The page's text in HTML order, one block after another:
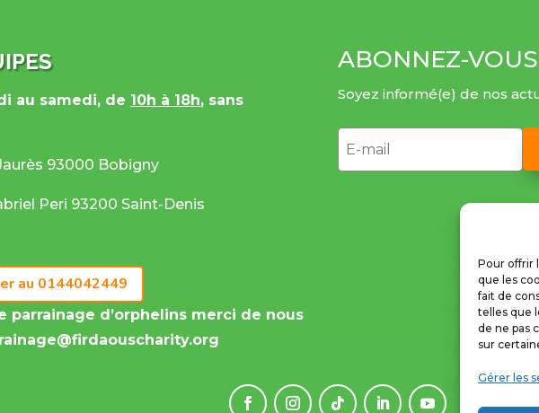
Pour offrir
que les
fait de
telles que
de ne pas
sur
Gérer les
au samedi, de 10h à 18h, sans
93000 Bobigny
Peri 93200 Saint-Denis
au 0144042449
parrainage d’orphelins merci de nous
ABONNEZ-
Soyez informé(e) de nos